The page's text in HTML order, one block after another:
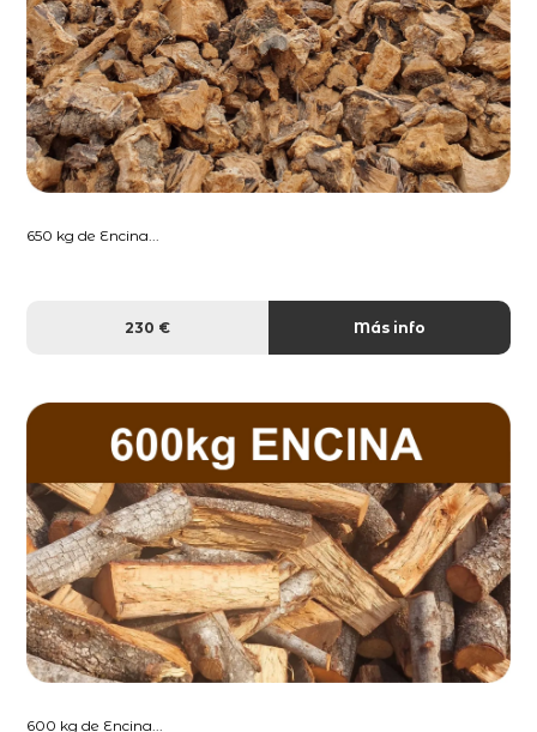
650 kg de Encina...
230 € Más info
600 kg de Encina...